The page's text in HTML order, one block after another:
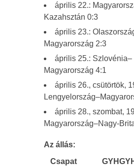
április 22.:
Kazahsztán 0:3
április 23.:
Magyarország 2:3
április 25.: Szlovénia–
Magyarország 4:1
április 26., csütörtök,
április 28., szombat,
Magyarország–Nagy-
Az állás:
Csapat
GYHGY